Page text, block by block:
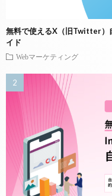
無料で使えるX（旧Twitter）
イド
Webマーケティング